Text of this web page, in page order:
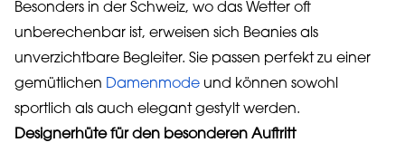
Besonders in der Schweiz, wo das Wetter oft
unberechenbar ist, erweisen sich Beanies als
unverzichtbare Begleiter. Sie passen perfekt zu einer
gemütlichen Damenmode und können sowohl
sportlich als auch elegant gestylt werden.
Designerhüte für den besonderen Auftritt